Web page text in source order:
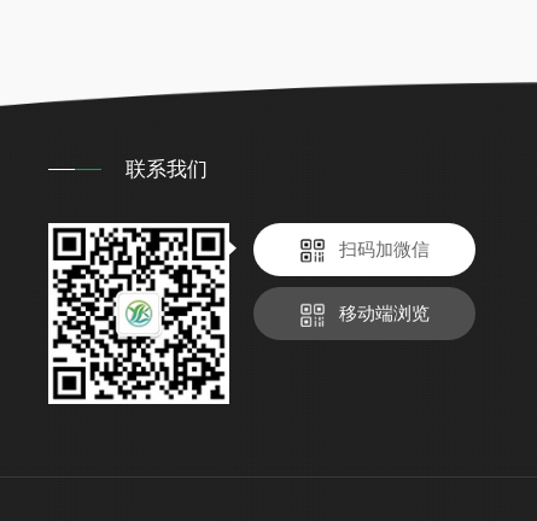
联系我们
扫码加微信
移动端浏览